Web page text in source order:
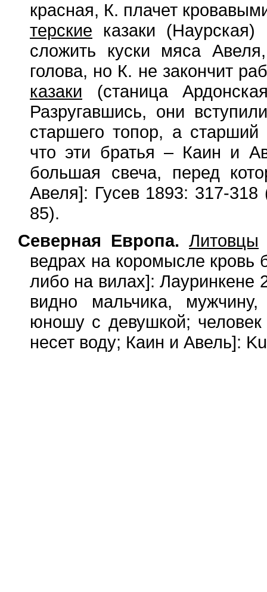
красная, К. плачет
терские казаки
сложить куски мяса
голова, но К. не закончит
казаки (станица
Разругавшись, они
старшего топор, а
что эти братья – Каин и
большая свеча, перед
Авеля]: Гусев 1893: 317-
85).
Северная Европа. Литовцы
ведрах на коромысле кровь
либо на вилах]: Лауринкене
видно мальчика,
юношу с девушкой;
несет воду; Каин и Авель]: